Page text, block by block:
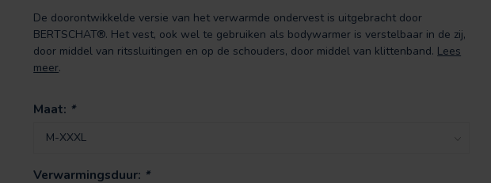
De doorontwikkelde versie van het verwarmde ondervest is uitgebracht door
BERTSCHAT®. Het vest, ook wel te gebruiken als bodywarmer is verstelbaar in de zij,
door middel van ritssluitingen en op de schouders, door middel van klittenband. Lees
meer.
Maat: *
Verwarmingsduur: *